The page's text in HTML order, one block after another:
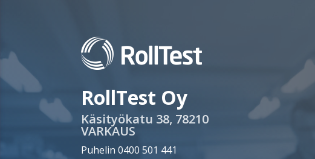
RollTest Oy
Käsityökatu 38, 78210
VARKAUS
Puhelin 0400 501 441